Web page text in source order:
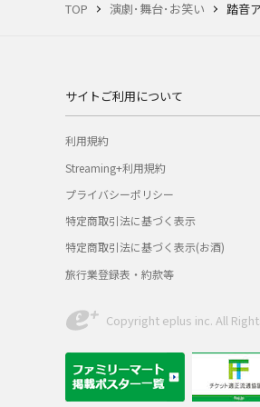
TOP 演劇･舞台･お笑い 踏音
サイトご利用について
利用規約
Streaming+利用規約
プライバシーポリシー
特定商取引法に基づく表示
特定商取引法に基づく表示(お酒)
旅行業登録表・約款等
Copyright eplus inc. All